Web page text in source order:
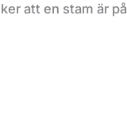
att en stam är på